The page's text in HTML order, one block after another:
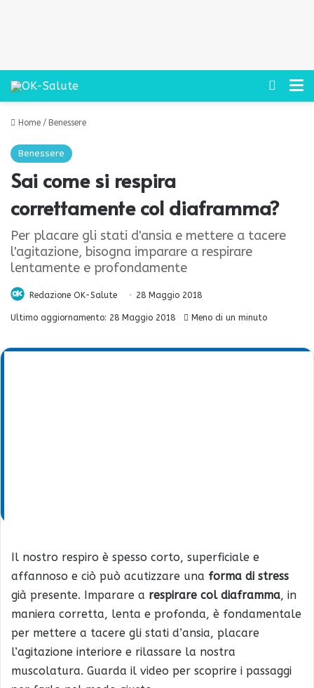
Cerca
Home / Benessere
Benessere
Sai come si respira
correttamente col diaframma?
Per placare gli stati d'ansia e mettere a tacere
l'agitazione, bisogna imparare a respirare
lentamente e profondamente
Redazione OK-Salute 28 Maggio 2018
Ultimo aggiornamento: 28 Maggio 2018 Meno di un minuto
Il nostro respiro è spesso corto, superficiale e
affannoso e ciò può acutizzare una forma di stress
già presente. Imparare a respirare col diaframma, in
maniera corretta, lenta e profonda, è fondamentale
per mettere a tacere gli stati d’ansia, placare
l’agitazione interiore e rilassare la nostra
muscolatura. Guarda il video per scoprire i passaggi